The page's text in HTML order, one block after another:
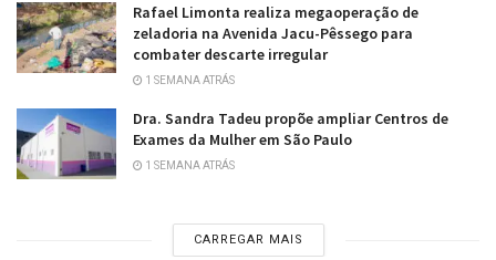
Rafael Limonta realiza megaoperação de
zeladoria na Avenida Jacu-Pêssego para
combater descarte irregular
1 SEMANA ATRÁS
Dra. Sandra Tadeu propõe ampliar Centros de
Exames da Mulher em São Paulo
1 SEMANA ATRÁS
CARREGAR MAIS